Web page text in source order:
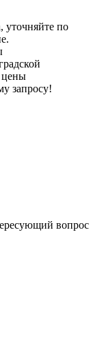
уточняйте по
цены
запросу!
вопрос